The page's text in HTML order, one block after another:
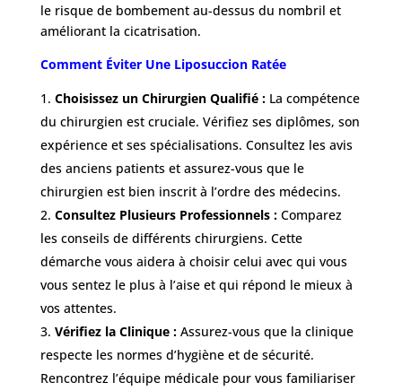
le risque de bombement au-dessus du nombril et
améliorant la cicatrisation.
Comment Éviter Une Liposuccion Ratée
Choisissez un Chirurgien Qualifié :La compétence
du chirurgien est cruciale. Vérifiez ses diplômes, son
expérience et ses spécialisations. Consultez les avis
des anciens patients et assurez-vous que le
chirurgien est bien inscrit à l’ordre des médecins.
Consultez Plusieurs Professionnels :Comparez
les conseils de différents chirurgiens. Cette
démarche vous aidera à choisir celui avec qui vous
vous sentez le plus à l’aise et qui répond le mieux à
vos attentes.
Vérifiez la Clinique :Assurez-vous que la clinique
respecte les normes d’hygiène et de sécurité.
Rencontrez l’équipe médicale pour vous familiariser